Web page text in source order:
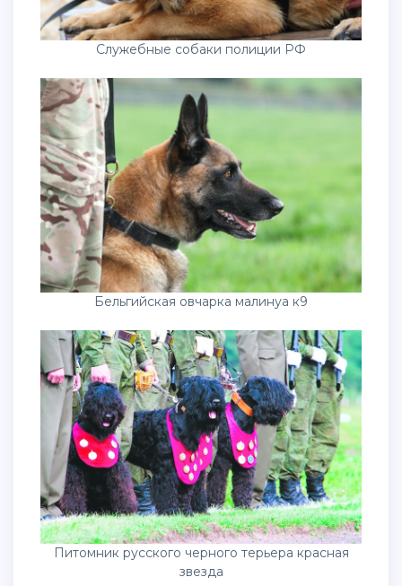
Служебные собаки полиции РФ
Бельгийская овчарка малинуа к9
Питомник русского черного терьера красная
звезда